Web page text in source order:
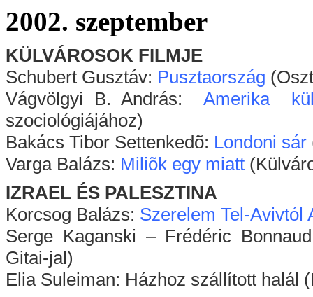
2002. szeptember
KÜLVÁROSOK FILMJE
Schubert Gusztáv: Pusztaország
Vágvölgyi B. András: Amerika
szociológiájához)
Bakács Tibor Settenkedõ: Londoni sár
Varga Balázs: Miliõk egy miatt
IZRAEL ÉS PALESZTINA
Korcsog Balázs: Szerelem Tel-Avivtól
Serge Kaganski – Frédéric
Gitai-jal)
Elia Suleiman: Házhoz szállított halál